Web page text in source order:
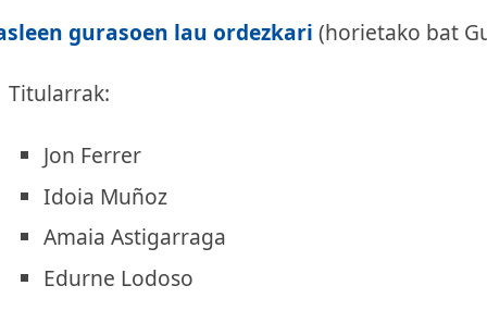
gurasoen lau ordezkari (horietako bat
Titularrak:
Jon Ferrer
Idoia Muñoz
Amaia Astigarraga
Edurne Lodoso